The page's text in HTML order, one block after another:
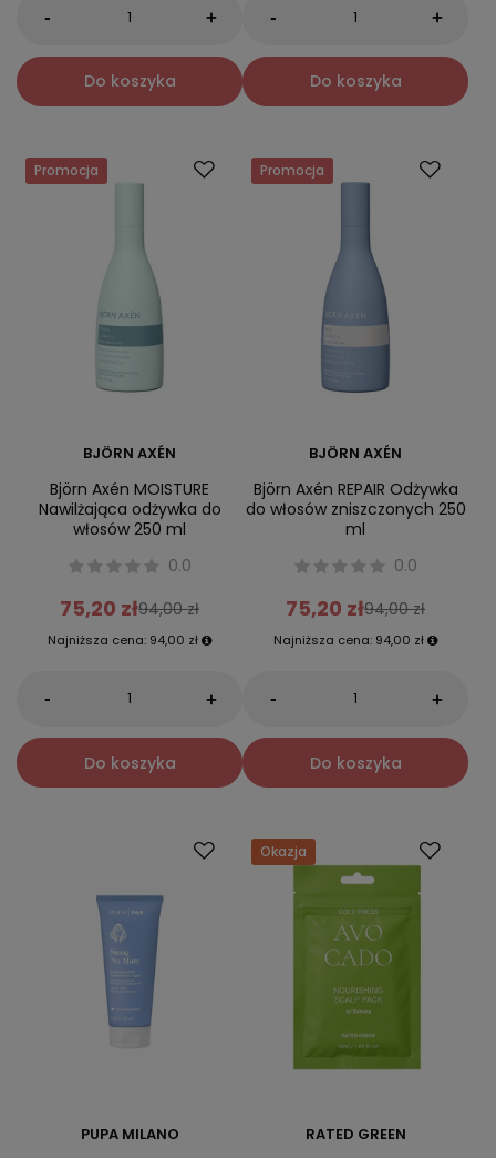
- +
Do koszyka
- +
Do koszyka
Promocja
BJÖRN AXÉN
Björn Axén MOISTURE
Nawilżająca odżywka do
włosów 250 ml
0.0
75,20 zł94,00 zł
Najniższa cena: 94,00 zł
- +
Do koszyka
Promocja
BJÖRN AXÉN
Björn Axén REPAIR Odżywka
do włosów zniszczonych 250
ml
0.0
75,20 zł94,00 zł
Najniższa cena: 94,00 zł
- +
Do koszyka
PUPA MILANO
Okazja
RATED GREEN